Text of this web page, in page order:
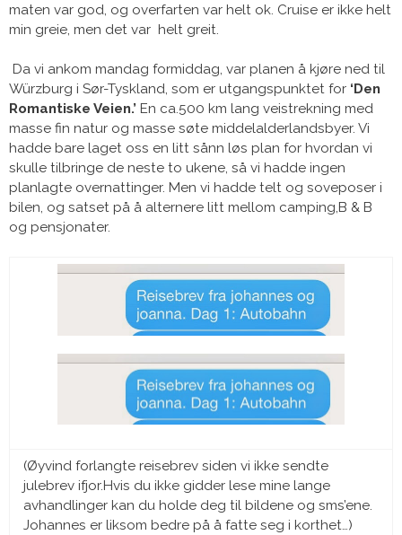
maten var god, og overfarten var helt ok. Cruise er ikke helt
min greie, men det var helt greit.
Da vi ankom mandag formiddag, var planen å kjøre ned til
Würzburg i Sør-Tyskland, som er utgangspunktet for ‘Den
Romantiske Veien.’ En ca.500 km lang veistrekning med
masse fin natur og masse søte middelalderlandsbyer. Vi
hadde bare laget oss en litt sånn løs plan for hvordan vi
skulle tilbringe de neste to ukene, så vi hadde ingen
planlagte overnattinger. Men vi hadde telt og soveposer i
bilen, og satset på å alternere litt mellom camping,B & B
og pensjonater.
(Øyvind forlangte reisebrev siden vi ikke sendte
julebrev ifjor.Hvis du ikke gidder lese mine lange
avhandlinger kan du holde deg til bildene og sms’ene.
Johannes er liksom bedre på å fatte seg i korthet…)